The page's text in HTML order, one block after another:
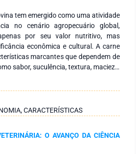
tem emergido como uma atividade
no cenário agropecuário global,
por seu valor nutritivo, mas
econômica e cultural. A carne
marcantes que dependem de
sabor, suculência, textura, maciez e
pontos que estão relacionados a
de água, perda de peso na
concentrados. A qualidade envolve
desde reações físicas e químicas
após o abate, a forma de manejo,
Assim, é fundamental a implantação
criação, visando maior produtividade
CARACTERÍSTICAS
O AVANÇO DA CIÊNCIA